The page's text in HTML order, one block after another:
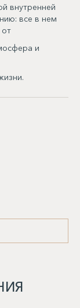
внутренней
все в нем
и